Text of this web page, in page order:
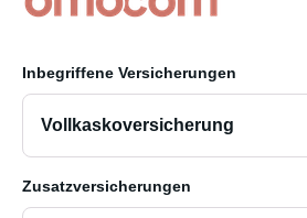
Inbegriffene Versicherungen
Vollkaskoversicherung
Zusatzversicherungen